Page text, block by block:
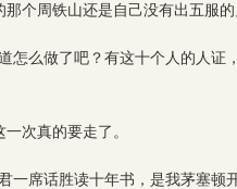
个周铁山还是自己没有出五服的
怎么做了吧？有这十个人的人
次真的要走了。
一席话胜读十年书，是我茅塞顿